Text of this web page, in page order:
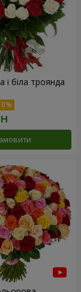
і біла троянда